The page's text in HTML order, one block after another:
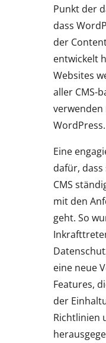
Punkt der
dass
der
entwickelt
Websites
aller CMS-
WordPress.
Eine
dafür, dass
CMS
mit den
geht. So
eine neue
Features,
der
Richtlinien